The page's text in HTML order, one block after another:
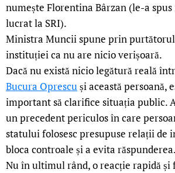
numește Florentina Bârzan (le-a
lucrat la SRI).
Ministra Muncii spune prin
instituției ca nu are nicio verișoară.
Dacă nu există nicio legătură reală
Bucura Oprescuși această persoană,
important să clarifice situația public.
un precedent periculos în care
statului folosesc presupuse relații de
bloca controale și a evita răspunderea.
Nu în ultimul rând, o reacție rapidă și